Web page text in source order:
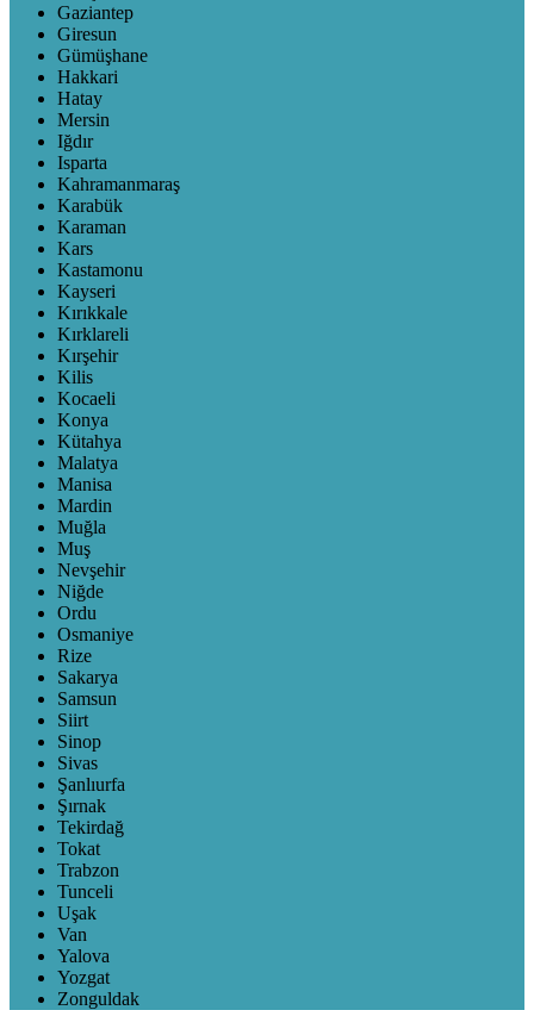
Gaziantep
Giresun
Gümüşhane
Hakkari
Hatay
Mersin
Iğdır
Isparta
Kahramanmaraş
Karabük
Karaman
Kars
Kastamonu
Kayseri
Kırıkkale
Kırklareli
Kırşehir
Kilis
Kocaeli
Konya
Kütahya
Malatya
Manisa
Mardin
Muğla
Muş
Nevşehir
Niğde
Ordu
Osmaniye
Rize
Sakarya
Samsun
Siirt
Sinop
Sivas
Şanlıurfa
Şırnak
Tekirdağ
Tokat
Trabzon
Tunceli
Uşak
Van
Yalova
Yozgat
Zonguldak